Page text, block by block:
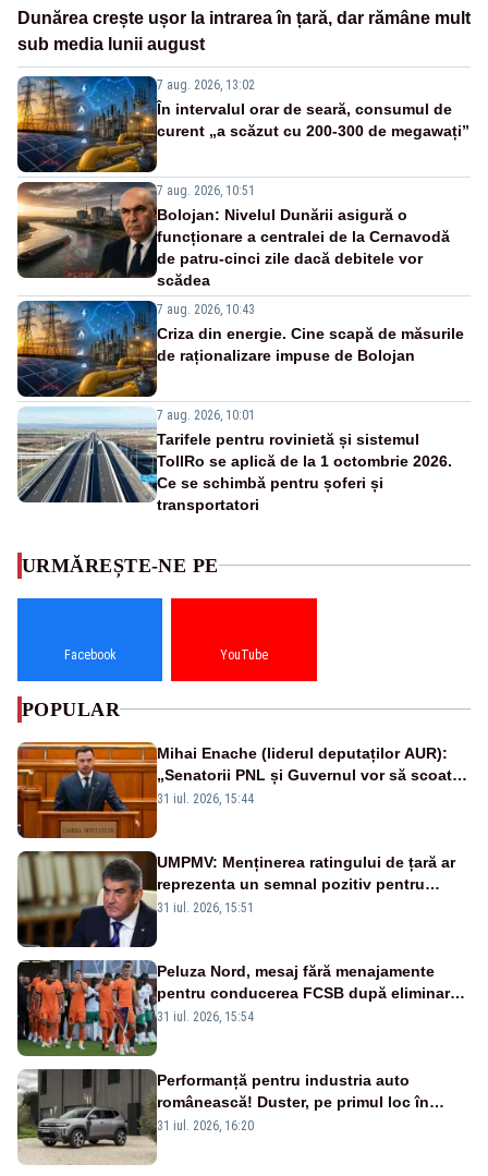
Dunărea crește ușor la intrarea în țară, dar rămâne mult
sub media lunii august
7 aug. 2026, 13:02
În intervalul orar de seară, consumul de
curent „a scăzut cu 200-300 de megawați”
7 aug. 2026, 10:51
Bolojan: Nivelul Dunării asigură o
funcționare a centralei de la Cernavodă
de patru-cinci zile dacă debitele vor
scădea
7 aug. 2026, 10:43
Criza din energie. Cine scapă de măsurile
de raționalizare impuse de Bolojan
7 aug. 2026, 10:01
Tarifele pentru rovinietă și sistemul
TollRo se aplică de la 1 octombrie 2026.
Ce se schimbă pentru șoferi și
transportatori
URMĂREȘTE-NE PE
Facebook YouTube
POPULAR
Mihai Enache (liderul deputaților AUR):
„Senatorii PNL și Guvernul vor să scoată
la vânzare bunuri publice pentru a stinge
31 iul. 2026, 15:44
UMPMV: Menținerea ratingului de țară ar
reprezenta un semnal pozitiv pentru
România. Autoritățile trebuie să continue
31 iul. 2026, 15:51
Peluza Nord, mesaj fără menajamente
pentru conducerea FCSB după eliminarea
rușinoasă din Conference League
31 iul. 2026, 15:54
Performanță pentru industria auto
românească! Duster, pe primul loc în
topul vânzărilor din Ucraina
31 iul. 2026, 16:20